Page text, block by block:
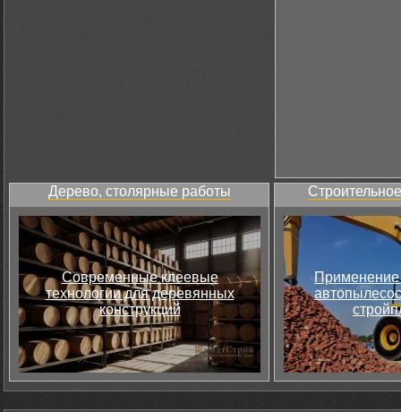
Дерево, столярные работы
Современные клеевые
технологии для деревянных
конструкций
Применение